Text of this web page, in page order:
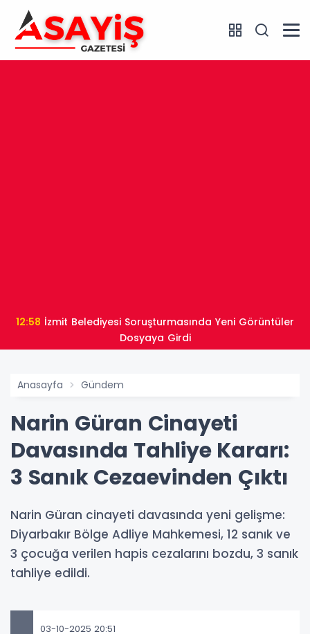
12:58
Dosyaya Girdi
Anasayfa Gündem
Narin Güran Cinayeti
Davasında Tahliye Kararı:
3 Sanık Cezaevinden Çıktı
Narin Güran cinayeti davasında yeni gelişme:
Diyarbakır Bölge Adliye Mahkemesi, 12 sanık ve
3 çocuğa verilen hapis cezalarını bozdu, 3 sanık
tahliye edildi.
03-10-2025 20:51